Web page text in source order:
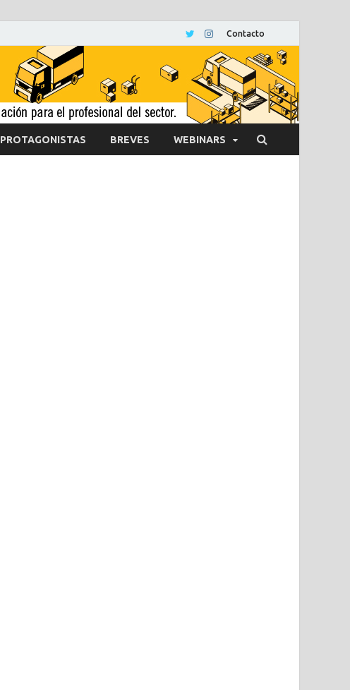
Contacto
PROTAGONISTAS BREVES WEBINARS